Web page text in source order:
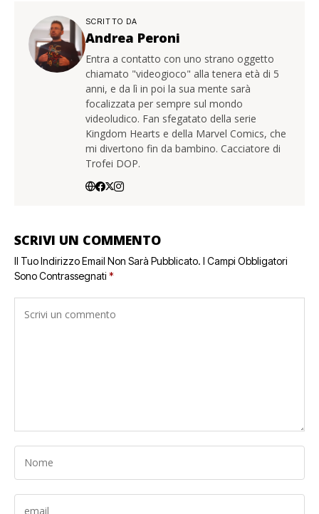
SCRITTO DA
Andrea Peroni
Entra a contatto con uno strano oggetto
chiamato "videogioco" alla tenera età di 5
anni, e da lì in poi la sua mente sarà
focalizzata per sempre sul mondo
videoludico. Fan sfegatato della serie
Kingdom Hearts e della Marvel Comics, che
mi divertono fin da bambino. Cacciatore di
Trofei DOP.
SCRIVI UN COMMENTO
Il Tuo Indirizzo Email Non Sarà Pubblicato. I Campi Obbligatori
Sono Contrassegnati *